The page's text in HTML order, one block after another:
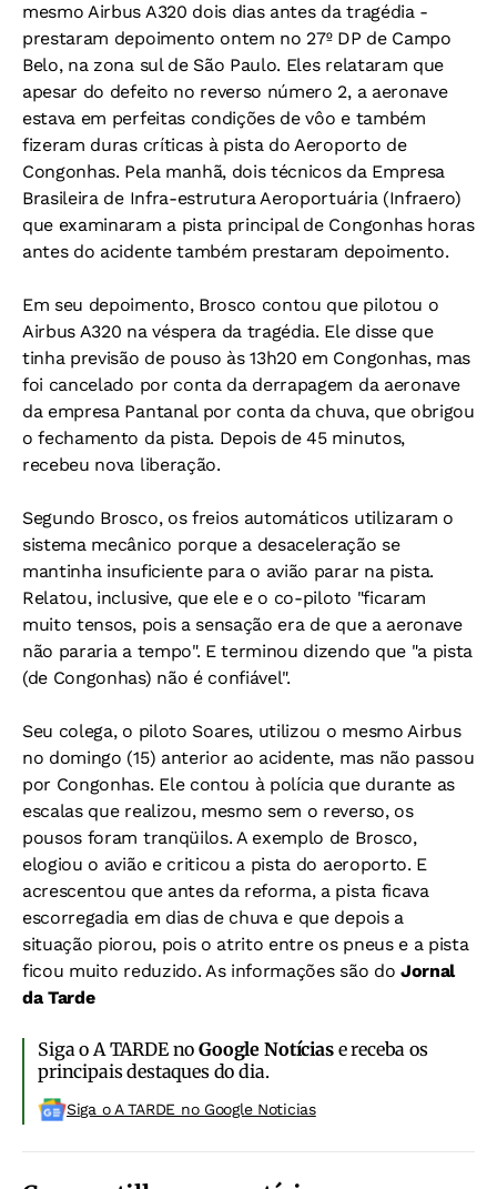
mesmo Airbus A320 dois dias antes da tragédia -
prestaram depoimento ontem no 27º DP de Campo
Belo, na zona sul de São Paulo. Eles relataram que
apesar do defeito no reverso número 2, a aeronave
estava em perfeitas condições de vôo e também
fizeram duras críticas à pista do Aeroporto de
Congonhas. Pela manhã, dois técnicos da Empresa
Brasileira de Infra-estrutura Aeroportuária (Infraero)
que examinaram a pista principal de Congonhas horas
antes do acidente também prestaram depoimento.
Em seu depoimento, Brosco contou que pilotou o
Airbus A320 na véspera da tragédia. Ele disse que
tinha previsão de pouso às 13h20 em Congonhas, mas
foi cancelado por conta da derrapagem da aeronave
da empresa Pantanal por conta da chuva, que obrigou
o fechamento da pista. Depois de 45 minutos,
recebeu nova liberação.
Segundo Brosco, os freios automáticos utilizaram o
sistema mecânico porque a desaceleração se
mantinha insuficiente para o avião parar na pista.
Relatou, inclusive, que ele e o co-piloto "ficaram
muito tensos, pois a sensação era de que a aeronave
não pararia a tempo". E terminou dizendo que "a pista
(de Congonhas) não é confiável".
Seu colega, o piloto Soares, utilizou o mesmo Airbus
no domingo (15) anterior ao acidente, mas não passou
por Congonhas. Ele contou à polícia que durante as
escalas que realizou, mesmo sem o reverso, os
pousos foram tranqüilos. A exemplo de Brosco,
elogiou o avião e criticou a pista do aeroporto. E
acrescentou que antes da reforma, a pista ficava
escorregadia em dias de chuva e que depois a
situação piorou, pois o atrito entre os pneus e a pista
ficou muito reduzido. As informações são do Jornal
da Tarde
Siga o A TARDE noGoogle Notíciase receba os
principais destaques do dia.
Siga o A TARDE no Google Noticias